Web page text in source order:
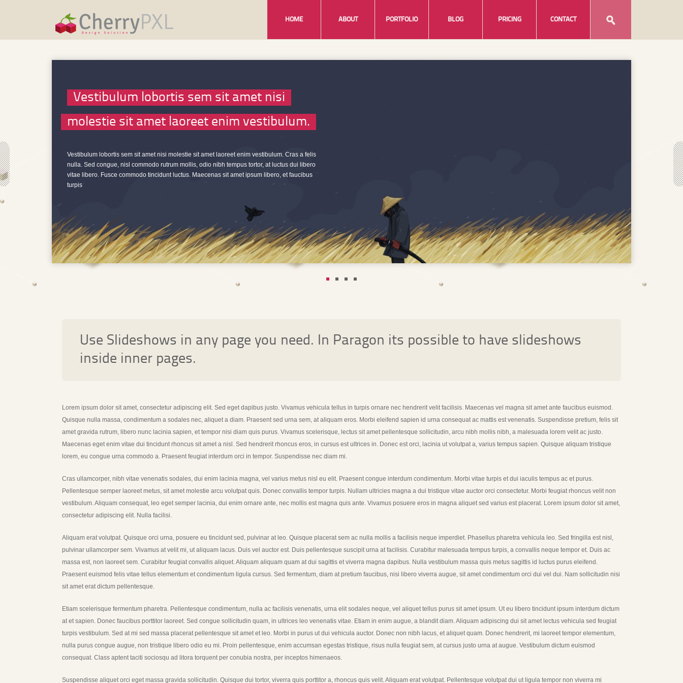
HOME ABOUT PORTFOLIO BLOG PRICING CONTACT
Vestibulum lobortis sem sit amet nisi
molestie sit amet laoreet enim vestibulum.
Vestibulum lobortis sem sit amet nisi molestie sit amet laoreet enim vestibulum. Cras a felis
nulla. Sed congue, nisl commodo rutrum mollis, odio nibh tempus tortor, at luctus dui libero
vitae libero. Fusce commodo tincidunt luctus. Maecenas sit amet ipsum libero, et faucibus
turpis
Use Slideshows in any page you need. In Paragon its possible to have slideshows
inside inner pages.
Lorem ipsum dolor sit amet, consectetur adipiscing elit. Sed eget dapibus justo. Vivamus vehicula tellus in turpis ornare nec hendrerit velit facilisis. Maecenas vel magna sit amet ante faucibus euismod.
Quisque nulla massa, condimentum a sodales nec, aliquet a diam. Praesent sed urna sem, at aliquam eros. Morbi eleifend sapien id urna consequat ac mattis est venenatis. Suspendisse pretium, felis sit
amet gravida rutrum, libero nunc lacinia sapien, et tempor nisi diam quis purus. Vivamus scelerisque, lectus sit amet pellentesque sollicitudin, arcu nibh mollis nibh, a malesuada lorem velit ac justo.
Maecenas eget enim vitae dui tincidunt rhoncus sit amet a nisl. Sed hendrerit rhoncus eros, in cursus est ultrices in. Donec est orci, lacinia ut volutpat a, varius tempus sapien. Quisque aliquam tristique
lorem, eu congue urna commodo a. Praesent feugiat interdum orci in tempor. Suspendisse nec diam mi.
Cras ullamcorper, nibh vitae venenatis sodales, dui enim lacinia magna, vel varius metus nisl eu elit. Praesent congue interdum condimentum. Morbi vitae turpis et dui iaculis tempus ac et purus.
Pellentesque semper laoreet metus, sit amet molestie arcu volutpat quis. Donec convallis tempor turpis. Nullam ultricies magna a dui tristique vitae auctor orci consectetur. Morbi feugiat rhoncus velit non
vestibulum. Aliquam consequat, leo eget semper lacinia, dui enim ornare ante, nec mollis est magna quis ante. Vivamus posuere eros in magna aliquet sed varius est placerat. Lorem ipsum dolor sit amet,
consectetur adipiscing elit. Nulla facilisi.
Aliquam erat volutpat. Quisque orci urna, posuere eu tincidunt sed, pulvinar at leo. Quisque placerat sem ac nulla mollis a facilisis neque imperdiet. Phasellus pharetra vehicula leo. Sed fringilla est nisl,
pulvinar ullamcorper sem. Vivamus at velit mi, ut aliquam lacus. Duis vel auctor est. Duis pellentesque suscipit urna at facilisis. Curabitur malesuada tempus turpis, a convallis neque tempor et. Duis ac
massa est, non laoreet sem. Curabitur feugiat convallis aliquet. Aliquam aliquam quam at dui sagittis et viverra magna dapibus. Nulla vestibulum massa quis metus sagittis id luctus purus eleifend.
Praesent euismod felis vitae tellus elementum et condimentum ligula cursus. Sed fermentum, diam at pretium faucibus, nisi libero viverra augue, sit amet condimentum orci dui vel dui. Nam sollicitudin nisi
sit amet erat dictum pellentesque.
Etiam scelerisque fermentum pharetra. Pellentesque condimentum, nulla ac facilisis venenatis, urna elit sodales neque, vel aliquet tellus purus sit amet ipsum. Ut eu libero tincidunt ipsum interdum dictum
at et sapien. Donec faucibus porttitor laoreet. Sed congue sollicitudin quam, in ultrices leo venenatis vitae. Etiam in enim augue, a blandit diam. Aliquam adipiscing dui sit amet lectus vehicula sed feugiat
turpis vestibulum. Sed at mi sed massa placerat pellentesque sit amet et leo. Morbi in purus ut dui vehicula auctor. Donec non nibh lacus, et aliquet quam. Donec hendrerit, mi laoreet tempor elementum,
nulla purus congue augue, non tristique libero odio eu mi. Proin pellentesque, enim accumsan egestas tristique, risus nulla feugiat sem, at cursus justo urna at augue. Vestibulum dictum euismod
consequat. Class aptent taciti sociosqu ad litora torquent per conubia nostra, per inceptos himenaeos.
Suspendisse aliquet orci eget massa gravida sollicitudin. Quisque dui tortor, viverra quis porttitor a, rhoncus quis velit. Aliquam erat volutpat. Pellentesque volutpat dui ut ligula tempor non viverra mi